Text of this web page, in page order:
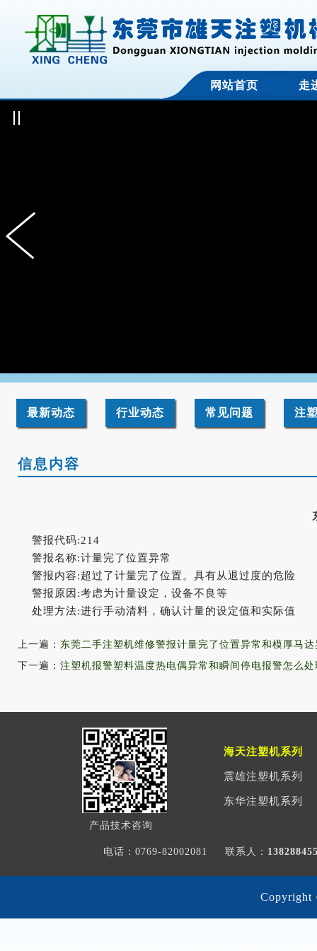
网站首页 走
最新动态 行业动态 常见问题 注
信息内容
警报代码:214
警报名称:计量完了位置异常
警报内容:超过了计量完了位置。具有从退过度的危险
警报原因:考虑为计量设定，设备不良等
处理方法:进行手动清料，确认计量的设定值和实际值
上一遍： 东莞二手注塑机维修警报计量完了位置异常和模厚马
下一遍： 注塑机报警塑料温度热电偶异常和瞬间停电报警怎么处
产品技术咨询
海天注塑机系列
震雄注塑机系列
东华注塑机系列
电话：0769-82002081 联系人：
Copyright